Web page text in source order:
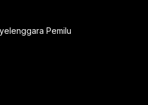
Pemilu